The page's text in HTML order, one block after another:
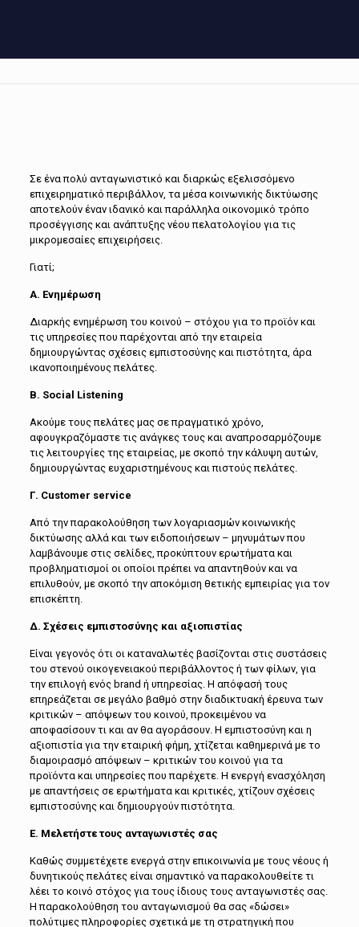
Σε ένα πολύ ανταγωνιστικό και διαρκώς εξελισσόμενο
επιχειρηματικό περιβάλλον, τα μέσα κοινωνικής δικτύωσης
αποτελούν έναν ιδανικό και παράλληλα οικονομικό τρόπο
προσέγγισης και ανάπτυξης νέου πελατολογίου για τις
μικρομεσαίες επιχειρήσεις.
Γιατί;
Α. Ενημέρωση
Διαρκής ενημέρωση του κοινού – στόχου για το προϊόν και
τις υπηρεσίες που παρέχονται από την εταιρεία
δημιουργώντας σχέσεις εμπιστοσύνης και πιστότητα, άρα
ικανοποιημένους πελάτες.
Β. Social Listening
Ακούμε τους πελάτες μας σε πραγματικό χρόνο,
αφουγκραζόμαστε τις ανάγκες τους και αναπροσαρμόζουμε
τις λειτουργίες της εταιρείας, με σκοπό την κάλυψη αυτών,
δημιουργώντας ευχαριστημένους και πιστούς πελάτες.
Γ. Customer service
Από την παρακολούθηση των λογαριασμών κοινωνικής
δικτύωσης αλλά και των ειδοποιήσεων – μηνυμάτων που
λαμβάνουμε στις σελίδες, προκύπτουν ερωτήματα και
προβληματισμοί οι οποίοι πρέπει να απαντηθούν και να
επιλυθούν, με σκοπό την αποκόμιση θετικής εμπειρίας για τον
επισκέπτη.
Δ. Σχέσεις εμπιστοσύνης και αξιοπιστίας
Είναι γεγονός ότι οι καταναλωτές βασίζονται στις συστάσεις
του στενού οικογενειακού περιβάλλοντος ή των φίλων, για
την επιλογή ενός brand ή υπηρεσίας. Η απόφασή τους
επηρεάζεται σε μεγάλο βαθμό στην διαδικτυακή έρευνα των
κριτικών – απόψεων του κοινού, προκειμένου να
αποφασίσουν τι και αν θα αγοράσουν. Η εμπιστοσύνη και η
αξιοπιστία για την εταιρική φήμη, χτίζεται καθημερινά με το
διαμοιρασμό απόψεων – κριτικών του κοινού για τα
προϊόντα και υπηρεσίες που παρέχετε. Η ενεργή ενασχόληση
με απαντήσεις σε ερωτήματα και κριτικές, χτίζουν σχέσεις
εμπιστοσύνης και δημιουργούν πιστότητα.
E. Μελετήστε τους ανταγωνιστές σας
Καθώς συμμετέχετε ενεργά στην επικοινωνία με τους νέους ή
δυνητικούς πελάτες είναι σημαντικό να παρακολουθείτε τι
λέει το κοινό στόχος για τους ίδιους τους ανταγωνιστές σας.
Η παρακολούθηση του ανταγωνισμού θα σας «δώσει»
πολύτιμες πληροφορίες σχετικά με τη στρατηγική που